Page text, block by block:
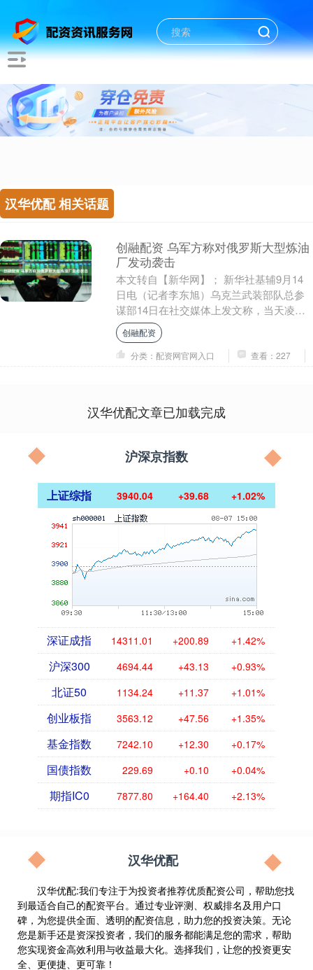
汉华优配 相关话题
创融配资 乌军方称对俄罗斯大型炼油
厂发动袭击
本文转自【新华网】； 新华社基辅9月14
日电（记者李东旭）乌克兰武装部队总参
谋部14日在社交媒体上发文称，当天凌
晨，乌无人系统部队和乌特种部队对列宁
格勒州的基里....
创融配资
分类：配资网官网入口
查看：227
汉华优配文章已加载完成
沪深京指数
上证综指 3940.04 +39.68 +1.02%
深证成指 14311.01 +200.89 +1.42%
沪深300 4694.44 +43.13 +0.93%
北证50 1134.24 +11.37 +1.01%
创业板指 3563.12 +47.56 +1.35%
基金指数 7242.10 +12.30 +0.17%
国债指数 229.69 +0.10 +0.04%
期指IC0 7877.80 +164.40 +2.13%
汉华优配
汉华优配:我们专注于为投资者推荐优质配资公司，帮助您找
到最适合自己的配资平台。通过专业评测、权威排名及用户口
碑，为您提供全面、透明的配资信息，助力您的投资决策。无论
您是新手还是资深投资者，我们的服务都能满足您的需求，帮助
您实现资金高效利用与收益最大化。选择我们，让您的投资更安
全、更便捷、更可靠！